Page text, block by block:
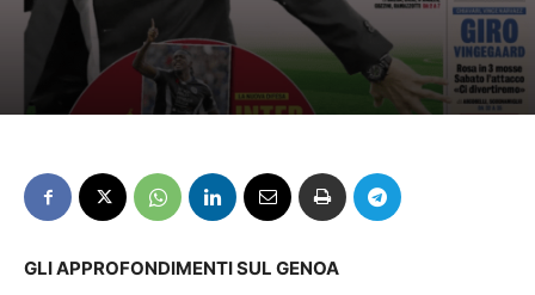
GLI APPROFONDIMENTI SUL GENOA